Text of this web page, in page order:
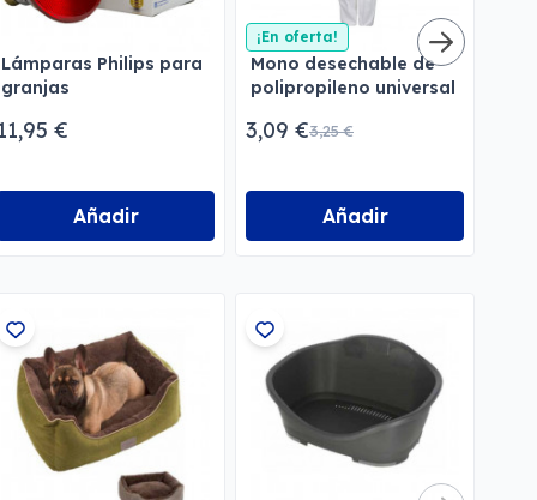
Lámparas Philips para
granjas
€
Añadir
¡En oferta!
Mono desechable de
polipropileno universal
3,09 €3,25 €
Añadir